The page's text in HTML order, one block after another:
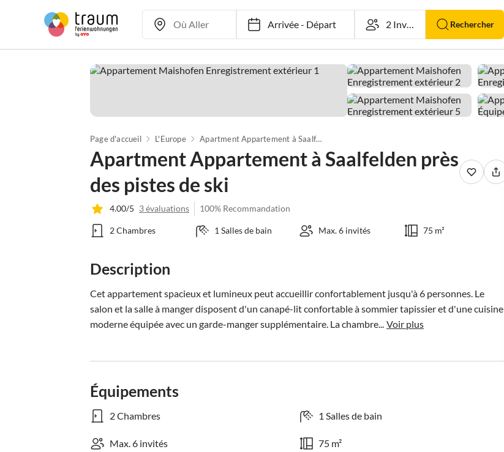
Arrivée-Départ Rechercher
Page d'accueil L'Europe Apartment Appartement à Saalfelden près des pistes de ski
Apartment Appartement à Saalfelden près
des pistes de ski
4.00/5 3 évaluations 100% Recommandation
2 Chambres 1 Salles de bain Max. 6 invités 75 m²
Description
Cet appartement spacieux et lumineux peut accueillir confortablement jusqu'à 6 personnes. Le
salon et la salle à manger disposent d'un canapé-lit confortable à sommier tapissier et d'une cuisine
moderne équipée avec un garde-manger supplémentaire. La chambre... Voir plus
Équipements
2 Chambres 1 Salles de bain
Max. 6 invités 75 m²